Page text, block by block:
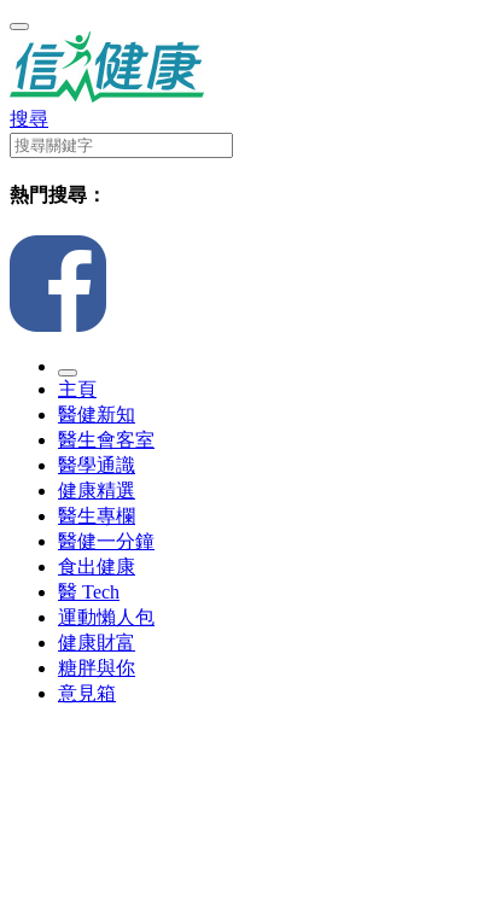
搜尋
熱門搜尋：
主頁
醫健新知
醫生會客室
醫學通識
健康精選
醫生專欄
醫健一分鐘
食出健康
醫 Tech
運動懶人包
健康財富
糖胖與你
意見箱